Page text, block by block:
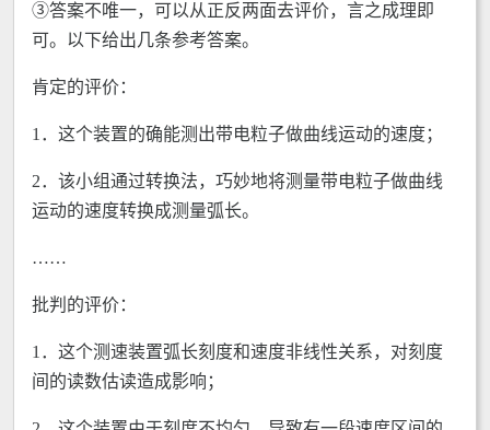
③答案不唯一，可以从正反两面去评价，言之成理即
可。以下给出几条参考答案。
肯定的评价：
1．这个装置的确能测出带电粒子做曲线运动的速度；
2．该小组通过转换法，巧妙地将测量带电粒子做曲线
运动的速度转换成测量弧长。
……
批判的评价：
1．这个测速装置弧长刻度和速度非线性关系，对刻度
间的读数估读造成影响；